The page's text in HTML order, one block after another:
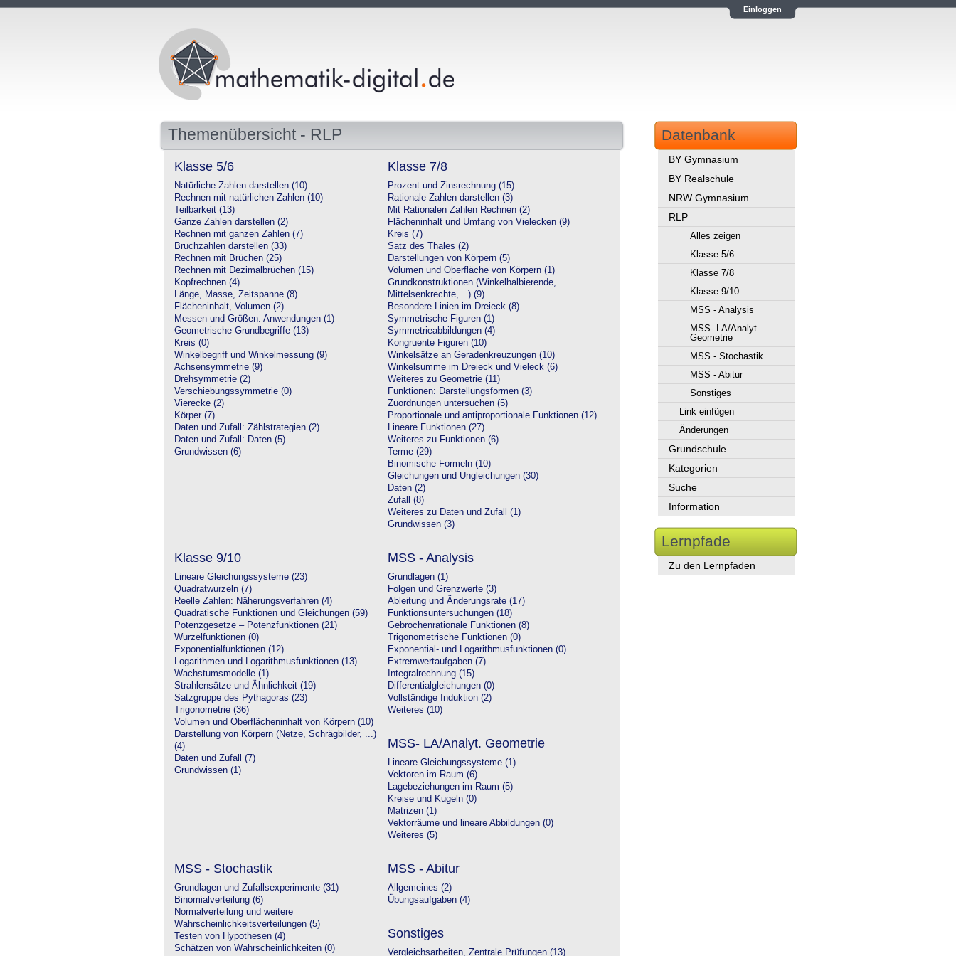
Einloggen
Themenübersicht - RLP
Klasse 5/6
Natürliche Zahlen darstellen (10)
Rechnen mit natürlichen Zahlen (10)
Teilbarkeit (13)
Ganze Zahlen darstellen (2)
Rechnen mit ganzen Zahlen (7)
Bruchzahlen darstellen (33)
Rechnen mit Brüchen (25)
Rechnen mit Dezimalbrüchen (15)
Kopfrechnen (4)
Länge, Masse, Zeitspanne (8)
Flächeninhalt, Volumen (2)
Messen und Größen: Anwendungen (1)
Geometrische Grundbegriffe (13)
Kreis (0)
Winkelbegriff und Winkelmessung (9)
Achsensymmetrie (9)
Drehsymmetrie (2)
Verschiebungssymmetrie (0)
Vierecke (2)
Körper (7)
Daten und Zufall: Zählstrategien (2)
Daten und Zufall: Daten (5)
Grundwissen (6)
Klasse 7/8
Prozent und Zinsrechnung (15)
Rationale Zahlen darstellen (3)
Mit Rationalen Zahlen Rechnen (2)
Flächeninhalt und Umfang von Vielecken (9)
Kreis (7)
Satz des Thales (2)
Darstellungen von Körpern (5)
Volumen und Oberfläche von Körpern (1)
Grundkonstruktionen (Winkelhalbierende,
Mittelsenkrechte,…) (9)
Besondere Linien im Dreieck (8)
Symmetrische Figuren (1)
Symmetrieabbildungen (4)
Kongruente Figuren (10)
Winkelsätze an Geradenkreuzungen (10)
Winkelsumme im Dreieck und Vieleck (6)
Weiteres zu Geometrie (11)
Funktionen: Darstellungsformen (3)
Zuordnungen untersuchen (5)
Proportionale und antiproportionale Funktionen (12)
Lineare Funktionen (27)
Weiteres zu Funktionen (6)
Terme (29)
Binomische Formeln (10)
Gleichungen und Ungleichungen (30)
Daten (2)
Zufall (8)
Weiteres zu Daten und Zufall (1)
Grundwissen (3)
Klasse 9/10
Lineare Gleichungssysteme (23)
Quadratwurzeln (7)
Reelle Zahlen: Näherungsverfahren (4)
Quadratische Funktionen und Gleichungen (59)
Potenzgesetze – Potenzfunktionen (21)
Wurzelfunktionen (0)
Exponentialfunktionen (12)
Logarithmen und Logarithmusfunktionen (13)
Wachstumsmodelle (1)
Strahlensätze und Ähnlichkeit (19)
Satzgruppe des Pythagoras (23)
Trigonometrie (36)
Volumen und Oberflächeninhalt von Körpern (10)
Darstellung von Körpern (Netze, Schrägbilder, ...)
(4)
Daten und Zufall (7)
Grundwissen (1)
MSS - Analysis
Grundlagen (1)
Folgen und Grenzwerte (3)
Ableitung und Änderungsrate (17)
Funktionsuntersuchungen (18)
Gebrochenrationale Funktionen (8)
Trigonometrische Funktionen (0)
Exponential- und Logarithmusfunktionen (0)
Extremwertaufgaben (7)
Integralrechnung (15)
Differentialgleichungen (0)
Vollständige Induktion (2)
Weiteres (10)
MSS- LA/Analyt. Geometrie
Lineare Gleichungssysteme (1)
Vektoren im Raum (6)
Lagebeziehungen im Raum (5)
Kreise und Kugeln (0)
Matrizen (1)
Vektorräume und lineare Abbildungen (0)
Weiteres (5)
MSS - Stochastik
Grundlagen und Zufallsexperimente (31)
Binomialverteilung (6)
Normalverteilung und weitere
Wahrscheinlichkeitsverteilungen (5)
Testen von Hypothesen (4)
Schätzen von Wahrscheinlichkeiten (0)
MSS - Abitur
Allgemeines (2)
Übungsaufgaben (4)
Sonstiges
Vergleichsarbeiten, Zentrale Prüfungen (13)
Datenbank
BY Gymnasium
BY Realschule
NRW Gymnasium
RLP
Alles zeigen
Klasse 5/6
Klasse 7/8
Klasse 9/10
MSS - Analysis
MSS- LA/Analyt.
Geometrie
MSS - Stochastik
MSS - Abitur
Sonstiges
Link einfügen
Änderungen
Grundschule
Kategorien
Suche
Information
Lernpfade
Zu den Lernpfaden